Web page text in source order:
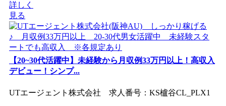
詳しく
見る
【20~30代活躍中】未経験から月収例33万円以上！高収入
デビュー！シンプ...
UTエージェント株式会社 求人番号：KS櫨谷CL_PLX1